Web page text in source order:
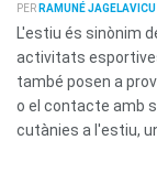
PER RAMUNÉ
L'estiu és sinònim
activitats
també posen a
o el contacte amb
cutànies a l'estiu,